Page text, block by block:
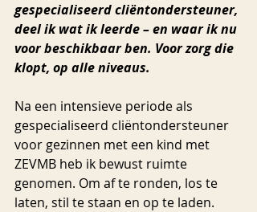
gespecialiseerd cliëntondersteuner,
deel ik wat ik leerde – en waar ik nu
voor beschikbaar ben. Voor zorg die
klopt, op alle niveaus.
Na een intensieve periode als
gespecialiseerd cliëntondersteuner
voor gezinnen met een kind met
ZEVMB heb ik bewust ruimte
genomen. Om af te ronden, los te
laten, stil te staan en op te laden.